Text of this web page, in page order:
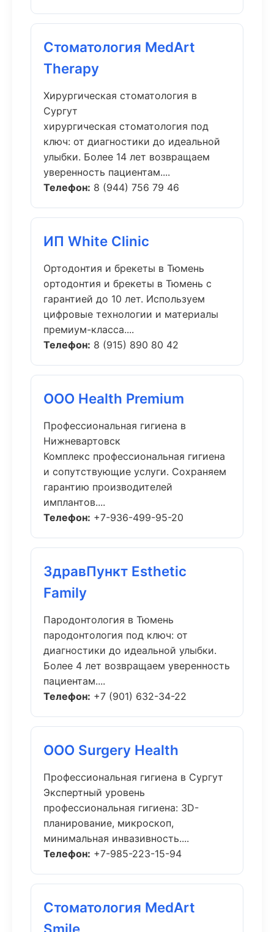
Стоматология MedArt
Therapy
Хирургическая стоматология в
Сургут
хирургическая стоматология под
ключ: от диагностики до идеальной
улыбки. Более 14 лет возвращаем
уверенность пациентам....
Телефон: 8 (944) 756 79 46
ИП White Clinic
Ортодонтия и брекеты в Тюмень
ортодонтия и брекеты в Тюмень с
гарантией до 10 лет. Используем
цифровые технологии и материалы
премиум-класса....
Телефон: 8 (915) 890 80 42
ООО Health Premium
Профессиональная гигиена в
Нижневартовск
Комплекс профессиональная гигиена
и сопутствующие услуги. Сохраняем
гарантию производителей
имплантов....
Телефон: +7-936-499-95-20
ЗдравПункт Esthetic
Family
Пародонтология в Тюмень
пародонтология под ключ: от
диагностики до идеальной улыбки.
Более 4 лет возвращаем уверенность
пациентам....
Телефон: +7 (901) 632-34-22
ООО Surgery Health
Профессиональная гигиена в Сургут
Экспертный уровень
профессиональная гигиена: 3D-
планирование, микроскоп,
минимальная инвазивность....
Телефон: +7-985-223-15-94
Стоматология MedArt
Smile